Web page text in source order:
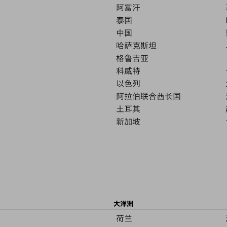
阿富汗
泰国
中国
哈萨克斯坦
格鲁吉亚
科威特
以色列
阿拉伯联合酋长国
土耳其
新加坡
大洋洲
荷兰